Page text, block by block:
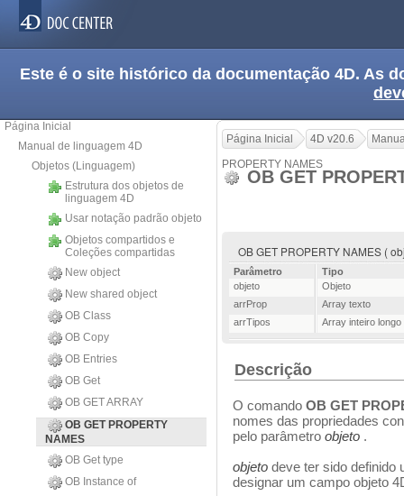
Este é o site histórico da documentação 4D. As
Página Inicial
Manual de linguagem 4D
Objetos (Linguagem)
Estrutura dos objetos de
linguagem 4D
Usar notação padrão objeto
Objetos compartidos e
Coleções compartidas
New object
New shared object
OB Class
OB Copy
OB Entries
OB Get
OB GET ARRAY
OB GET PROPERTY
NAMES
OB Get type
OB Instance of
Página Inicial 4D v20.6
PROPERTY NAMES
OB GET
OB GET PROPERTY NAMES (
Parâmetro
Tipo
objeto
Objeto
arrProp
Array texto
arrTipos
Array inteiro longo
Descrição
O comando OB GET
nomes das propriedades
pelo parâmetro objeto .
objeto deve ter sido definido
designar um campo objeto